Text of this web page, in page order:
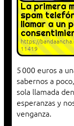
La primera
spam
llamar a un
https://
11419
5 000 euros a
sabernos a
sola llamada
esperanzas y
venganza.